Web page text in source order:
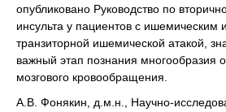
опубликовано Руководство по
инсульта у пациентов с ишемическим
транзиторной ишемической атакой,
важный этап познания многообразия
мозгового кровообращения.
А.В. Фонякин, д.м.н., Научно-